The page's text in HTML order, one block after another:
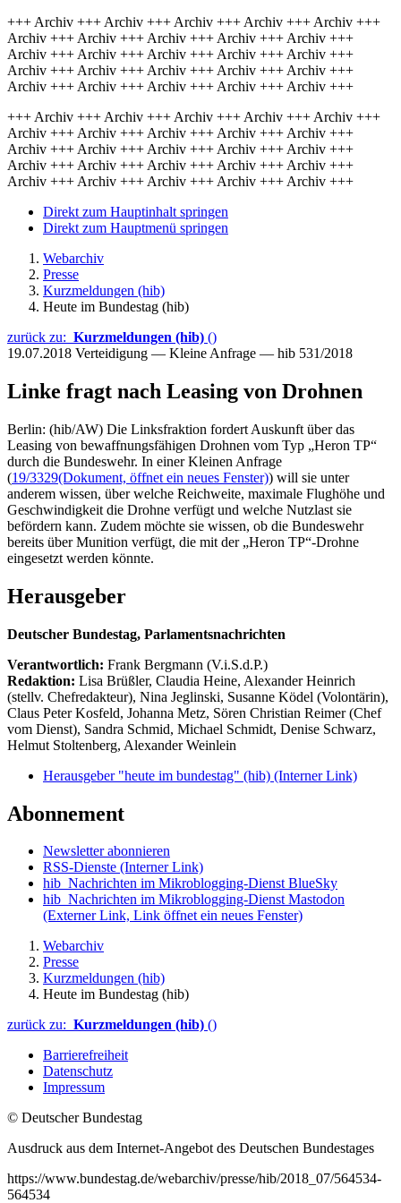
+++ Archiv +++ Archiv +++ Archiv +++ Archiv +++ Archiv +++
Archiv +++ Archiv +++ Archiv +++ Archiv +++ Archiv +++
Archiv +++ Archiv +++ Archiv +++ Archiv +++ Archiv +++
Archiv +++ Archiv +++ Archiv +++ Archiv +++ Archiv +++
Archiv +++ Archiv +++ Archiv +++ Archiv +++ Archiv +++
+++ Archiv +++ Archiv +++ Archiv +++ Archiv +++ Archiv +++
Archiv +++ Archiv +++ Archiv +++ Archiv +++ Archiv +++
Archiv +++ Archiv +++ Archiv +++ Archiv +++ Archiv +++
Archiv +++ Archiv +++ Archiv +++ Archiv +++ Archiv +++
Archiv +++ Archiv +++ Archiv +++ Archiv +++ Archiv +++
Direkt zum Hauptinhalt springen
Direkt zum Hauptmenü springen
Webarchiv
Presse
Kurzmeldungen (hib)
Heute im Bundestag (hib)
zurück zu: Kurzmeldungen (hib) ()
19.07.2018 Verteidigung — Kleine Anfrage — hib 531/2018
Linke fragt nach Leasing von Drohnen
Berlin: (hib/AW) Die Linksfraktion fordert Auskunft über das
Leasing von bewaffnungsfähigen Drohnen vom Typ „Heron TP“
durch die Bundeswehr. In einer Kleinen Anfrage
(19/3329(Dokument, öffnet ein neues Fenster)) will sie unter
anderem wissen, über welche Reichweite, maximale Flughöhe und
Geschwindigkeit die Drohne verfügt und welche Nutzlast sie
befördern kann. Zudem möchte sie wissen, ob die Bundeswehr
bereits über Munition verfügt, die mit der „Heron TP“-Drohne
eingesetzt werden könnte.
Herausgeber
Deutscher Bundestag, Parlamentsnachrichten
Verantwortlich: Frank Bergmann (V.i.S.d.P.)
Redaktion: Lisa Brüßler, Claudia Heine, Alexander Heinrich
(stellv. Chefredakteur), Nina Jeglinski, Susanne Ködel (Volontärin),
Claus Peter Kosfeld, Johanna Metz, Sören Christian Reimer (Chef
vom Dienst), Sandra Schmid, Michael Schmidt, Denise Schwarz,
Helmut Stoltenberg, Alexander Weinlein
Herausgeber "heute im bundestag" (hib) (Interner Link)
Abonnement
Newsletter abonnieren
RSS-Dienste (Interner Link)
hib_Nachrichten im Mikroblogging-Dienst BlueSky
hib_Nachrichten im Mikroblogging-Dienst Mastodon
(Externer Link, Link öffnet ein neues Fenster)
Webarchiv
Presse
Kurzmeldungen (hib)
Heute im Bundestag (hib)
zurück zu: Kurzmeldungen (hib) ()
Barrierefreiheit
Datenschutz
Impressum
© Deutscher Bundestag
Ausdruck aus dem Internet-Angebot des Deutschen Bundestages
https://www.bundestag.de/webarchiv/presse/hib/2018_07/564534-
564534